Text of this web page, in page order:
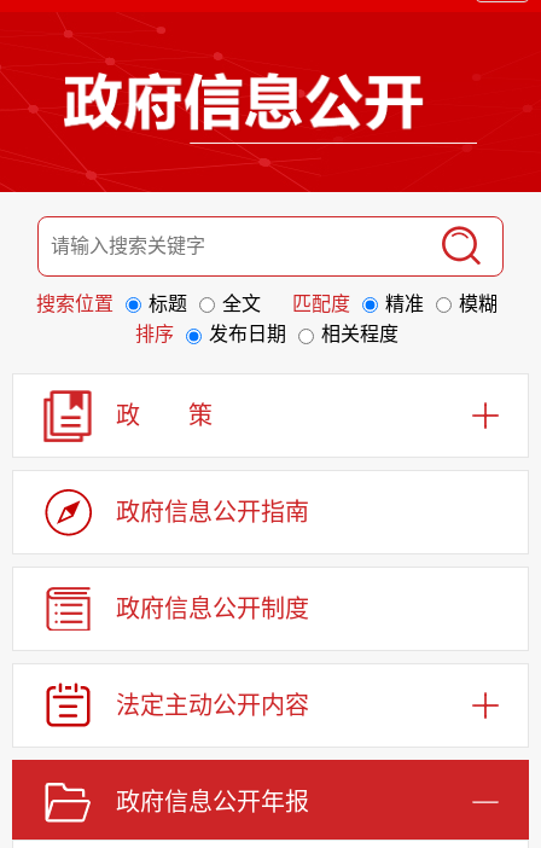
搜索位置 标题 全文 匹配度 精准
模糊
排序
发布日期 相关程度
政 策
政府信息公开指南
政府信息公开制度
法定主动公开内容
政府信息公开年报